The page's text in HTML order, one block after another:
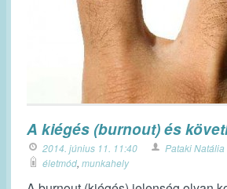
A kiégés (burnout) és
2014. június 11. 11:40 Pataki Natália
életmód, munkahely